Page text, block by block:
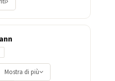
Mostra di più